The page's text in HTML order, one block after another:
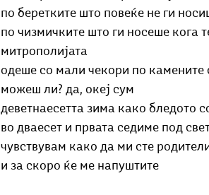
по беретките што повеќе не ги
по чизмичките што ги носеше кога
митрополијата
одеше со мали чекори по камените
можеш ли? да, океј сум
деветнаесетта зима како бледото
во дваесет и првата седиме под
чувствувам како да ми сте
и за скоро ќе ме напуштите